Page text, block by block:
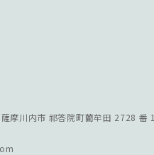
摩川内市 祁答院町藺牟田 2728 番 1